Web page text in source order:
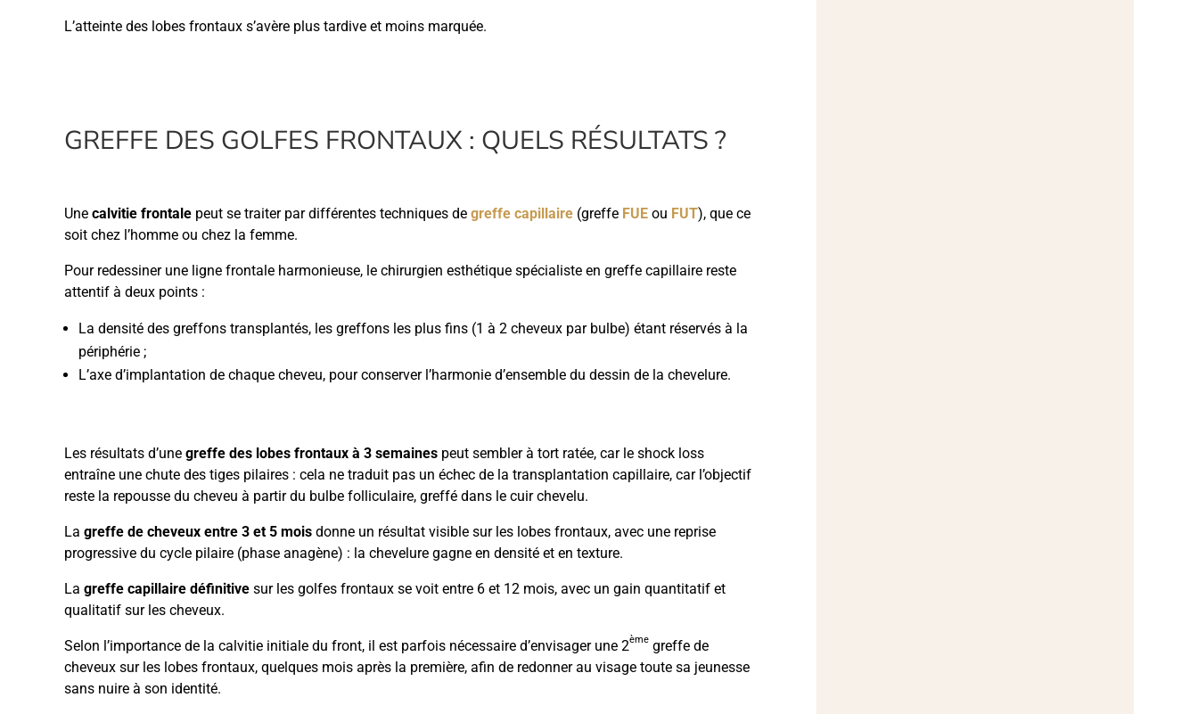
L’atteinte des lobes frontaux s’avère plus tardive et moins marquée.
GREFFE DES GOLFES FRONTAUX : QUELS RÉSULTATS ?
Une calvitie frontale peut se traiter par différentes techniques de greffe capillaire (greffe FUE ou FUT), que ce
soit chez l’homme ou chez la femme.
Pour redessiner une ligne frontale harmonieuse, le chirurgien esthétique spécialiste en greffe capillaire reste
attentif à deux points :
La densité des greffons transplantés, les greffons les plus fins (1 à 2 cheveux par bulbe) étant réservés à la
périphérie ;
L’axe d’implantation de chaque cheveu, pour conserver l’harmonie d’ensemble du dessin de la chevelure.
Les résultats d’une greffe des lobes frontaux à 3 semaines peut sembler à tort ratée, car le shock loss
entraîne une chute des tiges pilaires : cela ne traduit pas un échec de la transplantation capillaire, car l’objectif
reste la repousse du cheveu à partir du bulbe folliculaire, greffé dans le cuir chevelu.
La greffe de cheveux entre 3 et 5 mois donne un résultat visible sur les lobes frontaux, avec une reprise
progressive du cycle pilaire (phase anagène) : la chevelure gagne en densité et en texture.
La greffe capillaire définitive sur les golfes frontaux se voit entre 6 et 12 mois, avec un gain quantitatif et
qualitatif sur les cheveux.
Selon l’importance de la calvitie initiale du front, il est parfois nécessaire d’envisager une 2ème greffe de
cheveux sur les lobes frontaux, quelques mois après la première, afin de redonner au visage toute sa jeunesse
sans nuire à son identité.